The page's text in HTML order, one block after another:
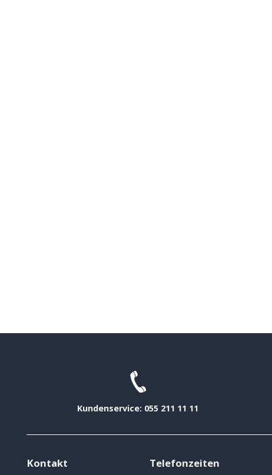
Kundenservice: 055 211 11 11
Kontakt Telefonzeiten